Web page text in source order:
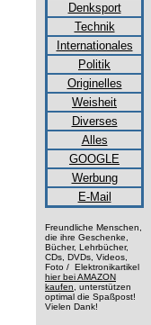
Denksport
Technik
Internationales
Politik
Originelles
Weisheit
Diverses
Alles
GOOGLE
Werbung
E-Mail
Freundliche Menschen,
die ihre Geschenke,
Bücher, Lehrbücher,
CDs, DVDs, Videos,
Foto / Elektronikartikel
hier bei AMAZON
kaufen, unterstützen
optimal die Spaßpost!
Vielen Dank!